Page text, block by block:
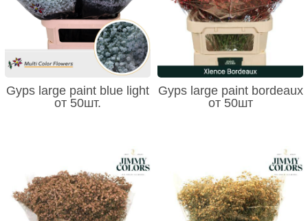
Gyps large paint blue light
от 50шт.
Gyps large paint bordeaux
от 50шт